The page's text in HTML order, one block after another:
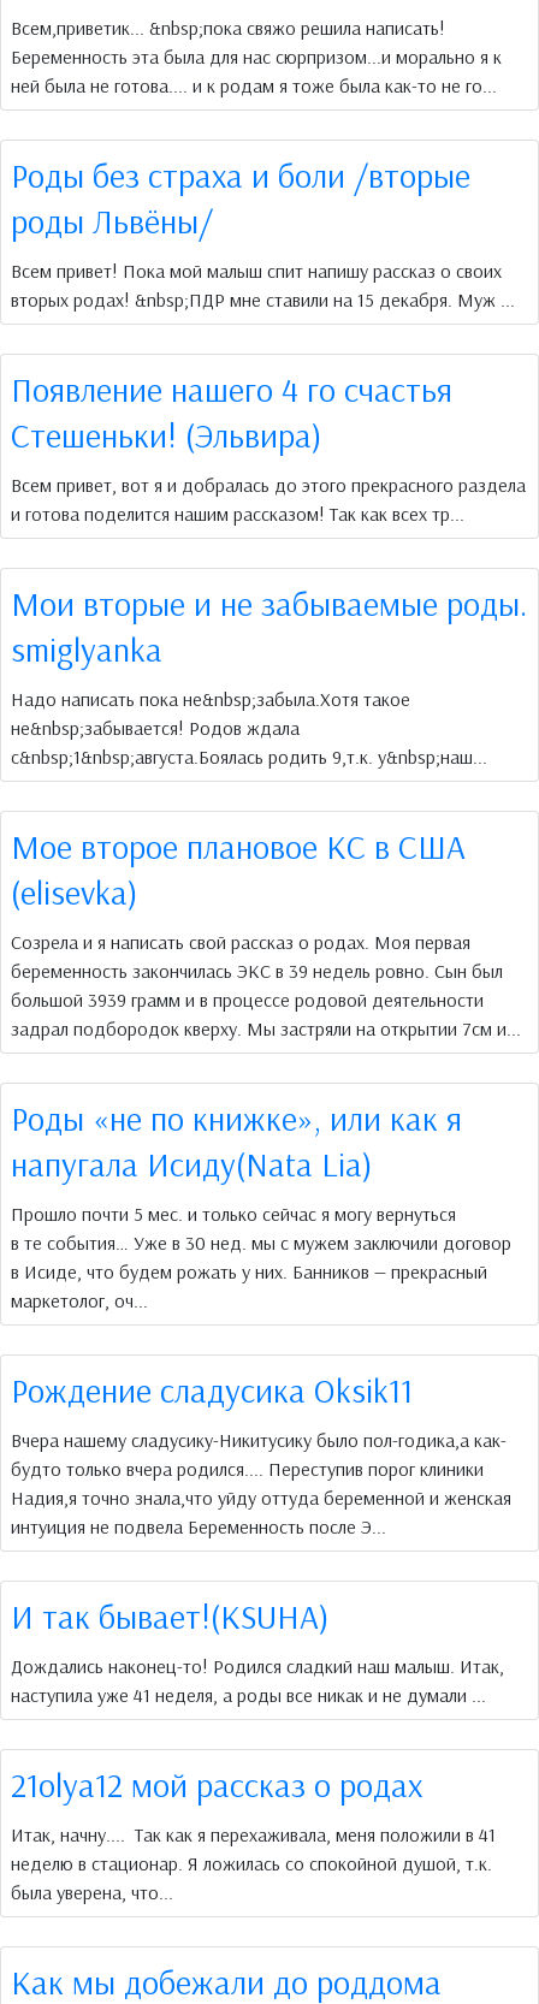
Всем,приветик... &nbsp;пока свяжо решила написать!
Беременность эта была для нас сюрпризом...и морально я к
ней была не готова.... и к родам я тоже была как-то не го...
Роды без страха и боли /вторые
роды Львёны/
Всем привет! Пока мой малыш спит напишу рассказ о своих
вторых родах! &nbsp;ПДР мне ставили на 15 декабря. Муж ...
Появление нашего 4 го счастья
Стешеньки! (Эльвира)
Всем привет, вот я и добралась до этого прекрасного раздела
и готова поделится нашим рассказом! Так как всех тр...
Мои вторые и не забываемые роды.
smiglyanka
Надо написать пока не&nbsp;забыла.Хотя такое
не&nbsp;забывается! Родов ждала
с&nbsp;1&nbsp;августа.Боялась родить 9,т.к. у&nbsp;наш...
Мое второе плановое КС в США
(elisevka)
Созрела и я написать свой рассказ о родах. Моя первая
беременность закончилась ЭКС в 39 недель ровно. Сын был
большой 3939 грамм и в процессе родовой деятельности
задрал подбородок кверху. Мы застряли на открытии 7см и...
Роды «не по книжке», или как я
напугала Исиду(Nata Lia)
Прошло почти 5 мес. и только сейчас я могу вернуться
в те события… Уже в 30 нед. мы с мужем заключили договор
в Исиде, что будем рожать у них. Банников — прекрасный
маркетолог, оч...
Рождение сладусика Oksik11
Вчера нашему сладусику-Никитусику было пол-годика,а как-
будто только вчера родился.... Переступив порог клиники
Надия,я точно знала,что уйду оттуда беременной и женская
интуиция не подвела Беременность после Э...
И так бывает!(KSUHA)
Дождались наконец-то! Родился сладкий наш малыш. Итак,
наступила уже 41 неделя, а роды все никак и не думали ...
21olya12 мой рассказ о родах
Итак, начну.... Так как я перехаживала, меня положили в 41
неделю в стационар. Я ложилась со спокойной душой, т.к.
была уверена, что...
Как мы добежали до роддома